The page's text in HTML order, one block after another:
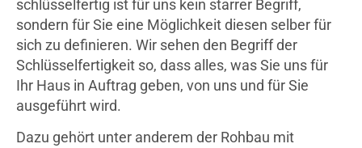
schlüsselfertig ist für uns kein starrer Begriff,
sondern für Sie eine Möglichkeit diesen selber für
sich zu definieren. Wir sehen den Begriff der
Schlüsselfertigkeit so, dass alles, was Sie uns für
Ihr Haus in Auftrag geben, von uns und für Sie
ausgeführt wird.
Dazu gehört unter anderem der Rohbau mit